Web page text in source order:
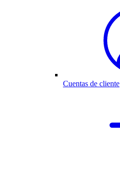
Cuentas de cliente